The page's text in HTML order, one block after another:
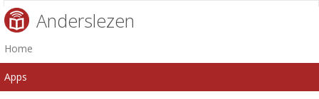
Anderslezen
Home
Apps